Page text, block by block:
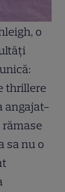
o
thrillere
angajat-
rămase
sa nu o